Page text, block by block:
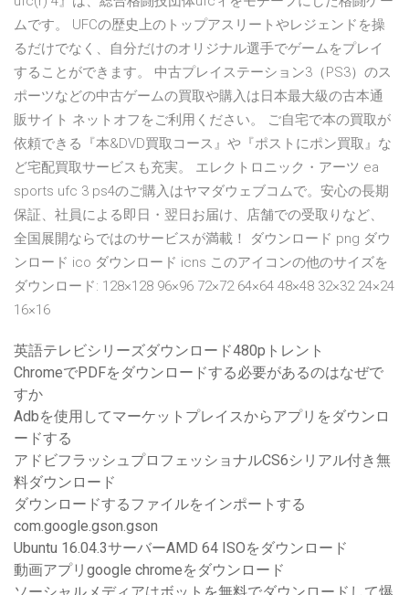
ムです。 UFCの歴史上のトップアスリートやレジェンドを操
るだけでなく、自分だけのオリジナル選手でゲームをプレイ
することができます。 中古プレイステーション3（PS3）のス
ポーツなどの中古ゲームの買取や購入は日本最大級の古本通
販サイト ネットオフをご利用ください。 ご自宅で本の買取が
依頼できる『本&DVD買取コース』や『ポストにポン買取』な
ど宅配買取サービスも充実。 エレクトロニック・アーツ ea
sports ufc 3 ps4のご購入はヤマダウェブコムで。安心の長期
保証、社員による即日・翌日お届け、店舗での受取りなど、
全国展開ならではのサービスが満載！ ダウンロード png ダウ
ンロード ico ダウンロード icns このアイコンの他のサイズを
ダウンロード: 128×128 96×96 72×72 64×64 48×48 32×32 24×24
16×16
英語テレビシリーズダウンロード480pトレント
ChromeでPDFをダウンロードする必要があるのはなぜで
すか
Adbを使用してマーケットプレイスからアプリをダウンロ
ードする
アドビフラッシュプロフェッショナルCS6シリアル付き無
料ダウンロード
ダウンロードするファイルをインポートする
com.google.gson.gson
Ubuntu 16.04.3サーバーAMD 64 ISOをダウンロード
動画アプリgoogle chromeをダウンロード